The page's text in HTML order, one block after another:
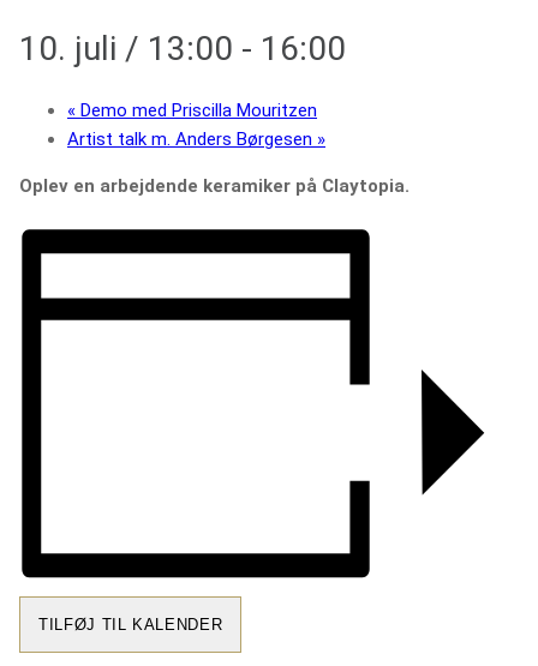
10. juli / 13:00 - 16:00
« Demo med Priscilla Mouritzen
Artist talk m. Anders Børgesen »
Oplev en arbejdende keramiker på Claytopia.
TILFØJ TIL KALENDER